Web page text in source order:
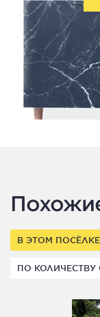
В ЭТОМ ПОСЁЛКЕ
ПО КОЛИЧЕСТВУ